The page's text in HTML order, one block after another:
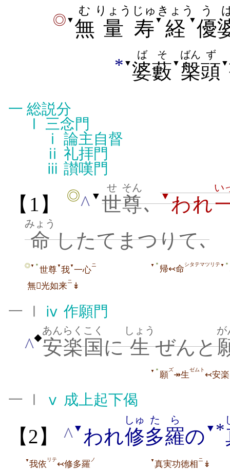
◎ ▼ 無
む
量
りょう
寿
じゅ
▼ 経
きょう
▼優
う
* ▼婆藪
ばそ
▼ 槃
ばん
頭
ず
▼
一 総説分
Ⅰ
三念門
ⅰ
論主自督
ⅱ 礼拝門
ⅲ 讃嘆門
【1】 ◎^ ▼ 世
せ
尊
そん
､▼われ
い
命
みょう
したてまつりて､
◎▼ ＊ 世尊▼我▼一心ニ ▼ ＊ 帰↢命シタテマツリテ ▼ ＊
無光如来ニ ↡
一 Ⅰ ⅳ 作願門
^◆安楽
あんらく
国
こく
に 生
しょう
ぜんと
が
▼ ＊ 願ズ↠生ゼムト↢安
一 Ⅰ ⅴ 成上起下偈
【2】 ^▼ われ修
しゅ
多羅
たら
の ▼ *
▼我依 リテ↢修多羅 ノ ▼真実功徳相 ニ ↡